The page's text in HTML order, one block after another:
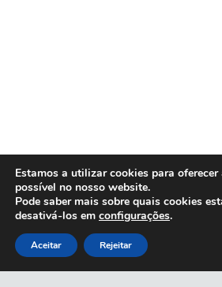
Estamos a utilizar cookies para oferecer
possível no nosso website.
Pode saber mais sobre quais cookies
desativá-los em configurações.
Aceitar Rejeitar